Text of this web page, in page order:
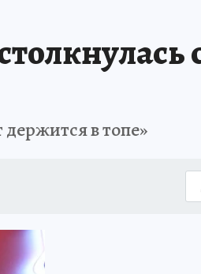
в топе»